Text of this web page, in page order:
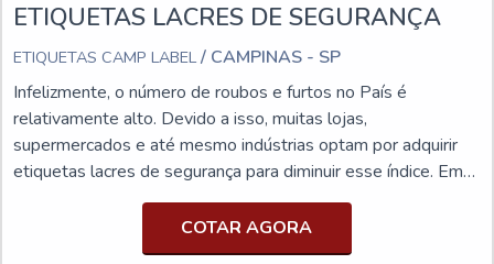
ETIQUETAS LACRES DE SEGURANÇA
ETIQUETAS CAMP LABEL / CAMPINAS - SP
Infelizmente, o número de roubos e furtos no País é
relativamente alto. Devido a isso, muitas lojas,
supermercados e até mesmo indústrias optam por adquirir
etiquetas lacres de segurança para diminuir esse índice. Em
suma, o acessório garante máxima segurança e
inviolabilidade na entrega. OS PRINCIPAIS MODELOS DO
PRODUTOAlém do que já foi citado anteriormente, a
COTAR AGORA